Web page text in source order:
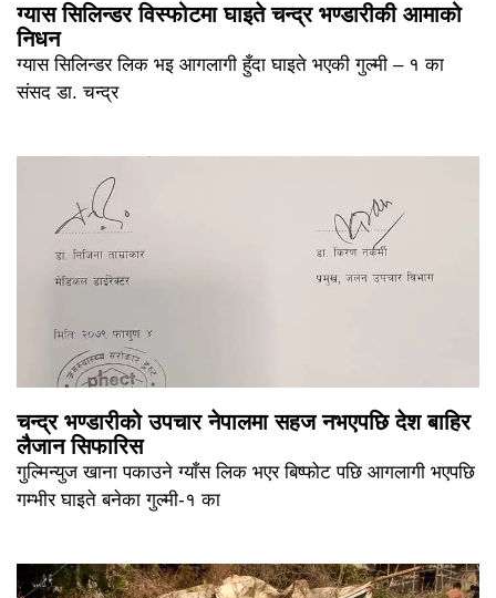
ग्यास सिलिन्डर विस्फोटमा घाइते चन्द्र भण्डारीकी आमाको
निधन
ग्यास सिलिन्डर लिक भइ आगलागी हुँदा घाइते भएकी गुल्मी – १ का
संसद डा. चन्द्र
चन्द्र भण्डारीको उपचार नेपालमा सहज नभएपछि देश बाहिर
लैजान सिफारिस
गुल्मिन्युज खाना पकाउने ग्याँस लिक भएर बिष्फोट पछि आगलागी भएपछि
गम्भीर घाइते बनेका गुल्मी-१ का